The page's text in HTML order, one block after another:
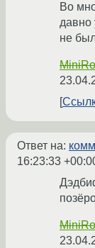
Во
давно
не
Ответ на:
16:23:33